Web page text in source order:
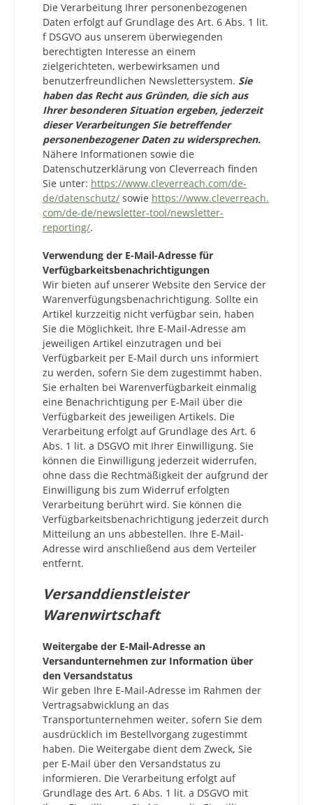
Die Verarbeitung Ihrer personenbezogenen
Daten erfolgt auf Grundlage des Art. 6 Abs. 1 lit.
f DSGVO aus unserem überwiegenden
berechtigten Interesse an einem
zielgerichteten, werbewirksamen und
benutzerfreundlichen Newslettersystem. Sie
haben das Recht aus Gründen, die sich aus
Ihrer besonderen Situation ergeben, jederzeit
dieser Verarbeitungen Sie betreffender
personenbezogener Daten zu widersprechen.
Nähere Informationen sowie die
Datenschutzerklärung von Cleverreach finden
Sie unter: https://www.cleverreach.com/de-
de/datenschutz/ sowie https://www.cleverreach.
com/de-de/newsletter-tool/newsletter-
reporting/.
Verwendung der E-Mail-Adresse für
Verfügbarkeitsbenachrichtigungen
Wir bieten auf unserer Website den Service der
Warenverfügungsbenachrichtigung. Sollte ein
Artikel kurzzeitig nicht verfügbar sein, haben
Sie die Möglichkeit, Ihre E-Mail-Adresse am
jeweiligen Artikel einzutragen und bei
Verfügbarkeit per E-Mail durch uns informiert
zu werden, sofern Sie dem zugestimmt haben.
Sie erhalten bei Warenverfügbarkeit einmalig
eine Benachrichtigung per E-Mail über die
Verfügbarkeit des jeweiligen Artikels. Die
Verarbeitung erfolgt auf Grundlage des Art. 6
Abs. 1 lit. a DSGVO mit Ihrer Einwilligung. Sie
können die Einwilligung jederzeit widerrufen,
ohne dass die Rechtmäßigkeit der aufgrund der
Einwilligung bis zum Widerruf erfolgten
Verarbeitung berührt wird. Sie können die
Verfügbarkeitsbenachrichtigung jederzeit durch
Mitteilung an uns abbestellen. Ihre E-Mail-
Adresse wird anschließend aus dem Verteiler
entfernt.
Versanddienstleister
Warenwirtschaft
Weitergabe der E-Mail-Adresse an
Versandunternehmen zur Information über
den Versandstatus
Wir geben Ihre E-Mail-Adresse im Rahmen der
Vertragsabwicklung an das
Transportunternehmen weiter, sofern Sie dem
ausdrücklich im Bestellvorgang zugestimmt
haben. Die Weitergabe dient dem Zweck, Sie
per E-Mail über den Versandstatus zu
informieren. Die Verarbeitung erfolgt auf
Grundlage des Art. 6 Abs. 1 lit. a DSGVO mit